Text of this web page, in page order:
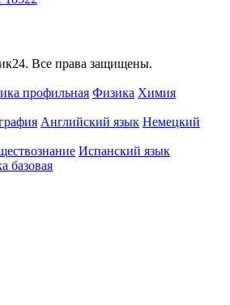
Все права защищены.
профильная Физика Химия
Английский язык Немецкий
Испанский язык
базовая